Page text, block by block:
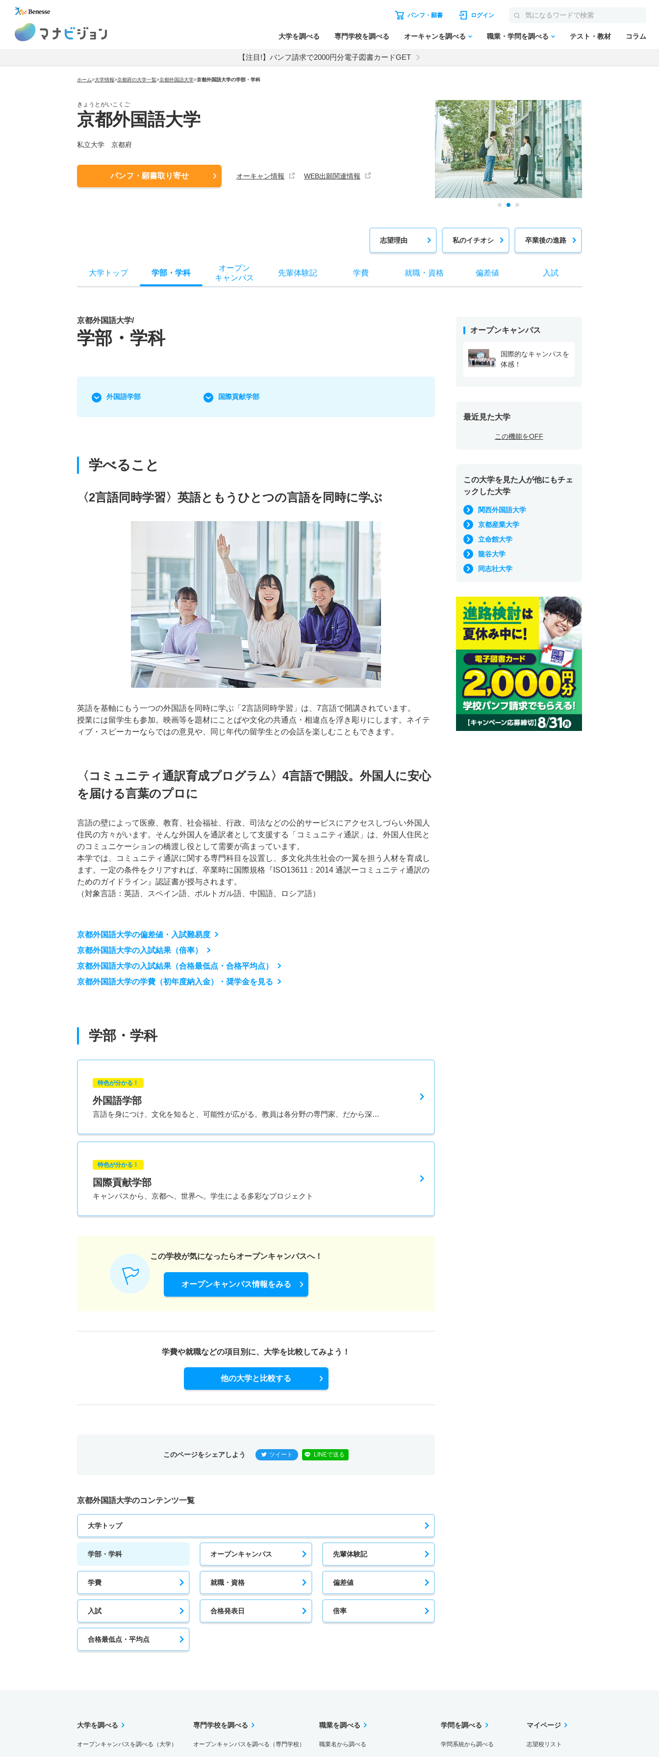
パンフ・願書 ログイン
大学を調べる 専門学校を調べる オーキャンを調べる 職業・学問を調べる テスト・教材 コラム
【注目!】パンフ請求で2000円分電子図書カードGET
ホーム>大学情報>京都府の大学一覧>京都外国語大学>京都外国語大学の学部・学科
きょうとがいこくご
京都外国語大学
私立大学 京都府
パンフ・願書取り寄せ オーキャン情報 WEB出願関連情報
志望理由 私のイチオシ 卒業後の進路
大学トップ 学部 ・ 学科
オープン
キャンパス
先輩体験記 学費 就職・ 資格 偏差値 入試
京都外国語大学/
学部・学科
外国語学部 国際貢献学部
学べること
〈2言語同時学習〉英語ともうひとつの言語を同時に学ぶ
英語を基軸にもう一つの外国語を同時に学ぶ「2言語同時学習」は、7言語で開講されています。
授業には留学生も参加。映画等を題材にことばや文化の共通点・相違点を浮き彫りにします。ネイテ
ィブ・スピーカーならではの意見や、同じ年代の留学生との会話を楽しむこともできます。
〈コミュニティ通訳育成プログラム〉4言語で開設。外国人に安心
を届ける言葉のプロに
言語の壁によって医療、教育、社会福祉、行政、司法などの公的サービスにアクセスしづらい外国人
住民の方々がいます。そんな外国人を通訳者として支援する「コミュニティ通訳」は、外国人住民と
のコミュニケーションの橋渡し役として需要が高まっています。
本学では、コミュニティ通訳に関する専門科目を設置し、多文化共生社会の一翼を担う人材を育成し
ます。一定の条件をクリアすれば、卒業時に国際規格『ISO13611：2014 通訳ーコミュニティ通訳の
ためのガイドライン』認証書が授与されます。
（対象言語：英語、スペイン語、ポルトガル語、中国語、ロシア語）
京都外国語大学の偏差値・入試難易度
京都外国語大学の入試結果（倍率）
京都外国語大学の入試結果（合格最低点・合格平均点）
京都外国語大学の学費（初年度納入金）・奨学金を見る
学部・学科
特色が分かる！
外国語学部
言語を身につけ、文化を知ると、可能性が広がる。教員は各分野の専門家、だから深…
特色が分かる！
国際貢献学部
キャンパスから、京都へ、世界へ。学生による多彩なプロジェクト
この学校が気になったらオープンキャンパスへ！
オープンキャンパス情報をみる
学費や就職などの項目別に、 大学を比較してみよう！
他の大学と比較する
このページをシェアしよう ツイート LINEで送る
京都外国語大学のコンテンツ一覧
大学トップ
学部・学科 オープンキャンパス 先輩体験記
学費 就職・資格 偏差値
入試 合格発表日 倍率
合格最低点・平均点
オープンキャンパス
国際的なキャンパスを
体感！
最近見た大学
この機能をOFF
この大学を見た人が他にもチェ
ックした大学
関西外国語大学
京都産業大学
立命館大学
龍谷大学
同志社大学
大学を調べる
オープンキャンパスを調べる（大学）
専門学校を調べる
オープンキャンパスを調べる（専門学校）
職業を調べる
職業名から調べる
学問を調べる
学問系統から調べる
マイページ
志望校リスト